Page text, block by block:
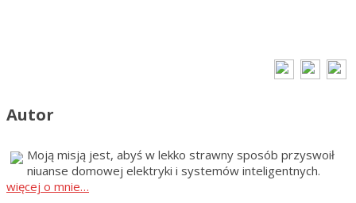
Autor
Moją misją jest, abyś w lekko strawny sposób przyswoił
niuanse domowej elektryki i systemów inteligentnych.
więcej o mnie…